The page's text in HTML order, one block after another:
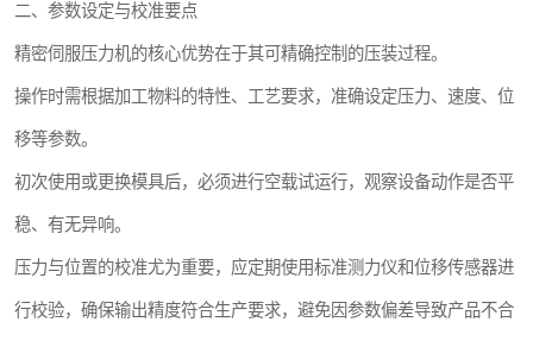
二、参数设定与校准要点
精密伺服压力机的核心优势在于其可精确控制的压装过程。
操作时需根据加工物料的特性、工艺要求，准确设定压力、速度、位
移等参数。
初次使用或更换模具后，必须进行空载试运行，观察设备动作是否平
稳、有无异响。
压力与位置的校准尤为重要，应定期使用标准测力仪和位移传感器进
行校验，确保输出精度符合生产要求，避免因参数偏差导致产品不合